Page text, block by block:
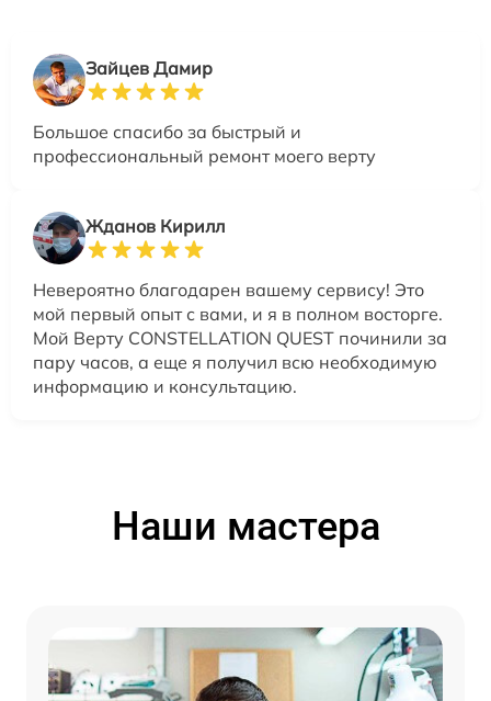
Зайцев Дамир
Большое спасибо за быстрый и
профессиональный ремонт моего верту
Жданов Кирилл
Невероятно благодарен вашему сервису! Это
мой первый опыт с вами, и я в полном восторге.
Мой Верту CONSTELLATION QUEST починили за
пару часов, а еще я получил всю необходимую
информацию и консультацию.
Наши мастера